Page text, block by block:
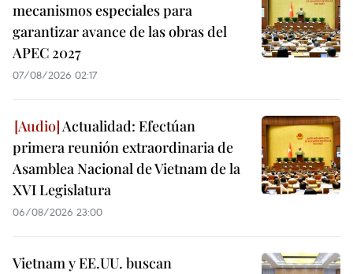
mecanismos especiales para
garantizar avance de las obras del
APEC 2027
07/08/2026 02:17
Actualidad: Efectúan
primera reunión extraordinaria de
Asamblea Nacional de Vietnam de la
XVI Legislatura
06/08/2026 23:00
Vietnam y EE.UU. buscan